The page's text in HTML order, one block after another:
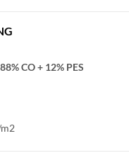
88% CO + 12% PES